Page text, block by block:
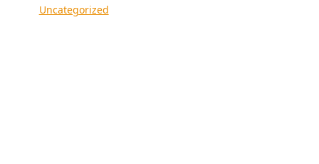
Uncategorized